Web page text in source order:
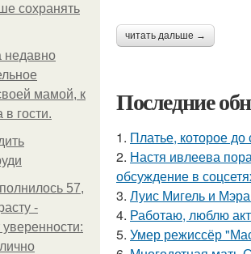
сохранять
недавно
мамой, к
в гости.
57,
-
читать дальше →
Последние
1. Платье, которое
2. Настя ивлеева
обсуждение в
3. Луис Мигель и
4. Работаю, люблю
5. Умер режиссёр